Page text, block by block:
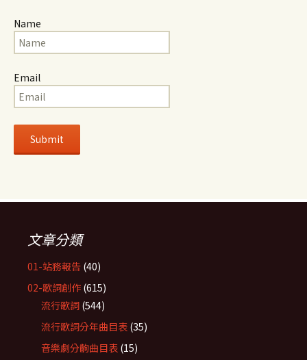
Name
Email
文章分類
01-站務報告 (40)
02-歌詞創作 (615)
流行歌詞 (544)
流行歌詞分年曲目表 (35)
音樂劇分齣曲目表 (15)